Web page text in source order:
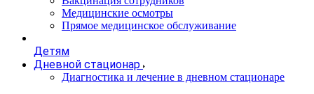
Медицинские осмотры
Прямое медицинское обслуживание
Детям
Дневной стационар
Диагностика и лечение в дневном стационаре